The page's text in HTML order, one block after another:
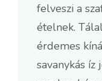
felveszi a
ételnek.
érdemes
savanykás íz